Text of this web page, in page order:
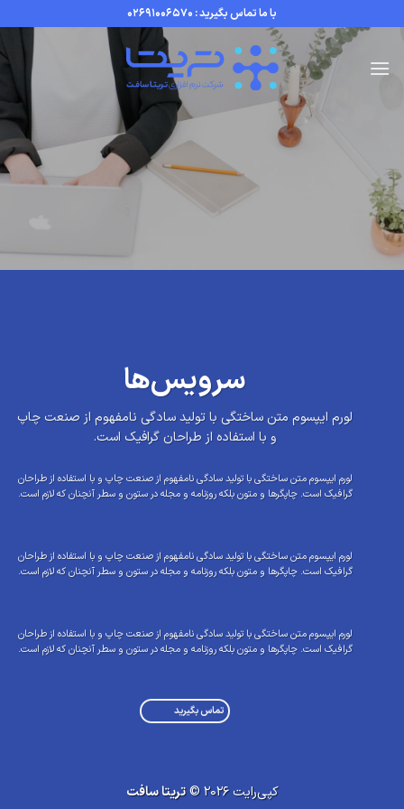
to
با ما تماس بگیرید : 02691006570
سرویس‌ها
لورم ایپسوم متن ساختگی با تولید سادگی نامفهوم از صنعت چاپ
و با استفاده از طراحان گرافیک است.
لورم ایپسوم متن ساختگی با تولید سادگی نامفهوم از صنعت چاپ و با استفاده از طراحان
گرافیک است. چاپگرها و متون بلکه روزنامه و مجله در ستون و سطر آنچنان که لازم است.
لورم ایپسوم متن ساختگی با تولید سادگی نامفهوم از صنعت چاپ و با استفاده از طراحان
گرافیک است. چاپگرها و متون بلکه روزنامه و مجله در ستون و سطر آنچنان که لازم است.
لورم ایپسوم متن ساختگی با تولید سادگی نامفهوم از صنعت چاپ و با استفاده از طراحان
گرافیک است. چاپگرها و متون بلکه روزنامه و مجله در ستون و سطر آنچنان که لازم است.
تماس بگیرید
کپی‌رایت 2026 © تریتا سافت